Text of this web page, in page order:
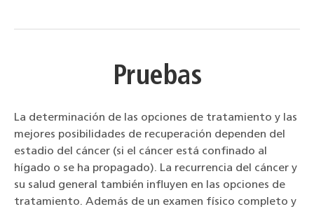
Pruebas
La determinación de las opciones de tratamiento y las
mejores posibilidades de recuperación dependen del
estadio del cáncer (si el cáncer está confinado al
hígado o se ha propagado). La recurrencia del cáncer y
su salud general también influyen en las opciones de
tratamiento. Además de un examen físico completo y